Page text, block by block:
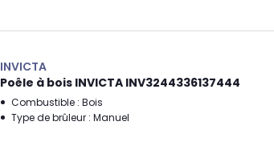
INVICTA
Poêle à bois INVICTA INV3244336137444
Combustible : Bois
Type de brûleur : Manuel